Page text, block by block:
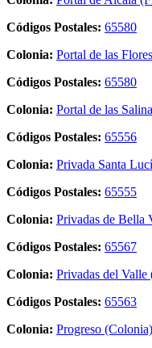
Códigos Postales: 65580
Colonia: Portal de las
Códigos Postales: 65580
Colonia: Portal de las
Códigos Postales: 65556
Colonia: Privada Santa
Códigos Postales: 65555
Colonia: Privadas de Bella
Códigos Postales: 65567
Colonia: Privadas del Valle
Códigos Postales: 65563
Colonia: Progreso (Colonia)